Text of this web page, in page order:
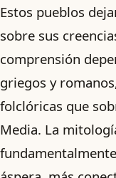
Estos pueblos
sobre sus
comprensión
griegos y
folclóricas que
Media. La